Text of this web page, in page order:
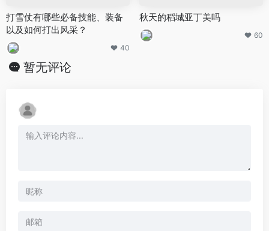
打雪仗有哪些必备技能、装备
以及如何打出风采？
40
秋天的稻城亚丁美吗
60
暂无评论